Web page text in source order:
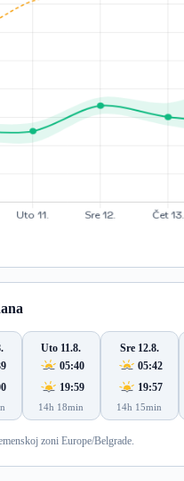
Uto 11.8.
05:40
19:59
14h 18min
Sre 12.8.
05:42
19:57
14h 15min
zoni Europe/Belgrade.